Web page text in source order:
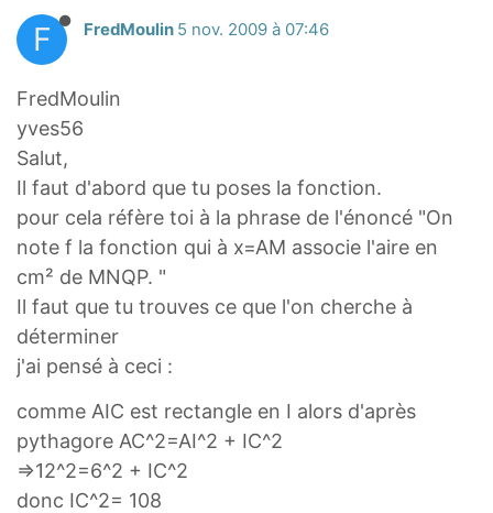
F FredMoulin 5 nov. 2009 à 07:46
FredMoulin
yves56
Salut,
Il faut d'abord que tu poses la fonction.
pour cela réfère toi à la phrase de l'énoncé "On
note f la fonction qui à x=AM associe l'aire en
cm² de MNQP. "
Il faut que tu trouves ce que l'on cherche à
déterminer
j'ai pensé à ceci :
comme AIC est rectangle en I alors d'après
pythagore AC^2=AI^2 + IC^2
=>12^2=6^2 + IC^2
donc IC^2= 108